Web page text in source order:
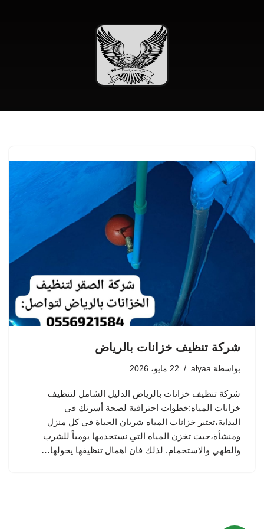
شركة تنظيف خزانات بالرياض
بواسطة alyaa 22 مايو، 2026
شركة تنظيف خزانات بالرياض الدليل الشامل لتنظيف
خزانات المياه:خطوات احترافية لصحة أسرتك في
البداية،تعتبر خزانات المياه شريان الحياة في كل منزل
ومنشأة،حيث تخزن المياه التي نستخدمها يومياً للشرب
والطهي والاستحمام. لذلك فان اهمال تنظيفها يحولها…